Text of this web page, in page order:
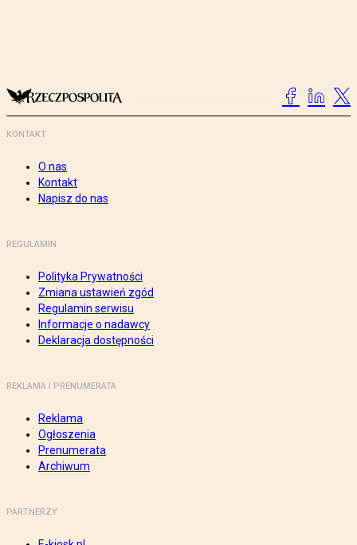
KONTAKT
O nas
Kontakt
Napisz do nas
REGULAMIN
Polityka Prywatności
Zmiana ustawień zgód
Regulamin serwisu
Informacje o nadawcy
Deklaracja dostępności
REKLAMA I PRENUMERATA
Reklama
Ogłoszenia
Prenumerata
Archiwum
PARTNERZY